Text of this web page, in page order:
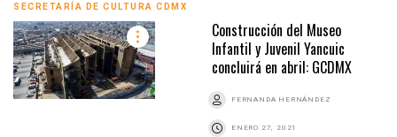
SECRETARÍA DE CULTURA CDMX
Construcción del Museo
Infantil y Juvenil Yancuic
concluirá en abril: GCDMX
FERNANDA HERNÁNDEZ
ENERO 27, 2021